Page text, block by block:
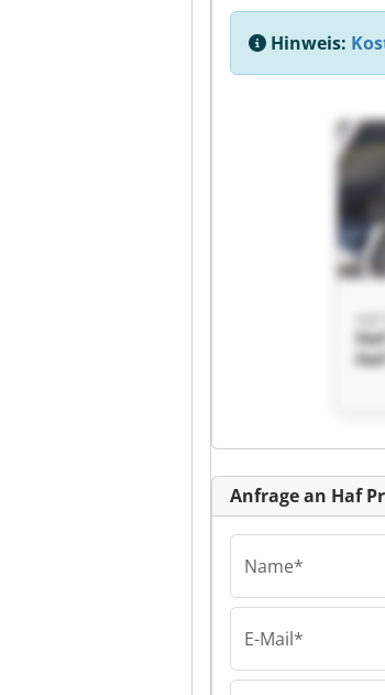
Hinweis:
Anfrage an Haf
Name*
E-Mail*